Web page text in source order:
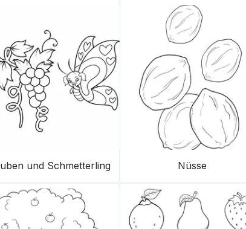
und Schmetterling Nüsse